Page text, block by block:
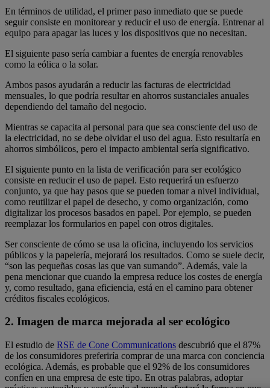
En términos de utilidad, el primer paso inmediato que se puede
seguir consiste en monitorear y reducir el uso de energía. Entrenar al
equipo para apagar las luces y los dispositivos que no necesitan.
El siguiente paso sería cambiar a fuentes de energía renovables
como la eólica o la solar.
Ambos pasos ayudarán a reducir las facturas de electricidad
mensuales, lo que podría resultar en ahorros sustanciales anuales
dependiendo del tamaño del negocio.
Mientras se capacita al personal para que sea consciente del uso de
la electricidad, no se debe olvidar el uso del agua. Esto resultaría en
ahorros simbólicos, pero el impacto ambiental sería significativo.
El siguiente punto en la lista de verificación para ser ecológico
consiste en reducir el uso de papel. Esto requerirá un esfuerzo
conjunto, ya que hay pasos que se pueden tomar a nivel individual,
como reutilizar el papel de desecho, y como organización, como
digitalizar los procesos basados ​​en papel. Por ejemplo, se pueden
reemplazar los formularios en papel con otros digitales.
Ser consciente de cómo se usa la oficina, incluyendo los servicios
públicos y la papelería, mejorará los resultados. Como se suele decir,
“son las pequeñas cosas las que van sumando”. Además, vale la
pena mencionar que cuando la empresa reduce los costes de energía
y, como resultado, gana eficiencia, está en el camino para obtener
créditos fiscales ecológicos.
2. Imagen de marca mejorada al ser ecológico
El estudio de RSE de Cone Communications descubrió que el 87%
de los consumidores preferiría comprar de una marca con conciencia
ecológica. Además, es probable que el 92% de los consumidores
confíen en una empresa de este tipo. En otras palabras, adoptar